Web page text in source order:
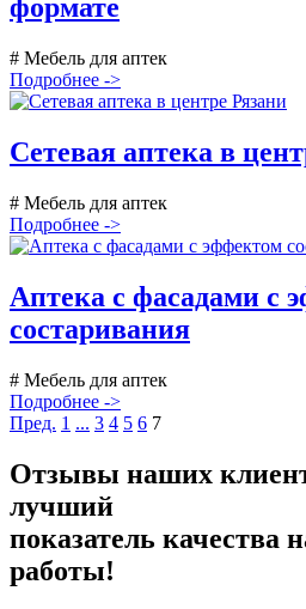
формате
# Мебель для аптек
Подробнее ->
Сетевая аптека в
# Мебель для аптек
Подробнее ->
Аптека с фасадами с
состаривания
# Мебель для аптек
Подробнее ->
Пред. 1 ... 3 4 5 6 7
Отзывы наших
лучший
показатель качества
работы!